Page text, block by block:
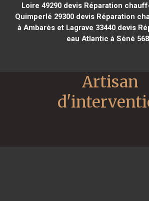
Loire 49290devis Réparation
Quimperlé 29300devis Réparation
à Ambarès et Lagrave 33440devis
eau Atlantic à Séné
Artisan